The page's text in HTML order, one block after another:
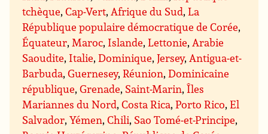
tchèque,Cap-Vert,Afrique du Sud,La
République populaire démocratique de Corée,
Équateur,Maroc, Islande,Lettonie,Arabie
Saoudite, Italie,Dominique,Jersey,Antigua-et-
Barbuda,Guernesey,Réunion,Dominicaine
république,Grenade, Saint-Marin,Îles
Mariannes du Nord,Costa Rica,Porto Rico,El
Salvador,Yémen,Chili, Sao Tomé-et-Principe,